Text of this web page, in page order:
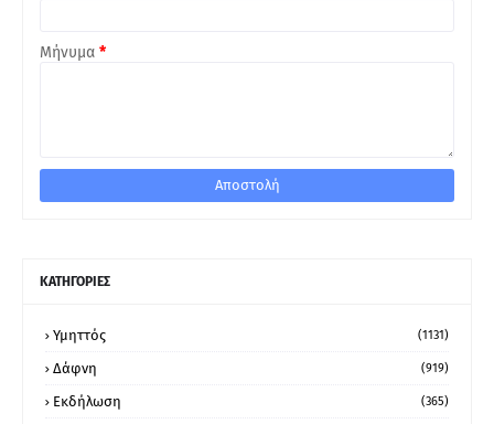
Μήνυμα *
ΚΑΤΗΓΟΡΙΕΣ
Υμηττός (1131)
Δάφνη (919)
Εκδήλωση (365)